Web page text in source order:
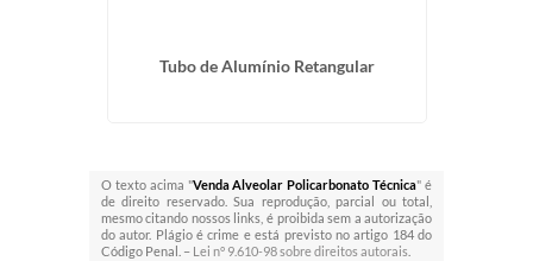
Tubo de Alumínio Retangular
O texto acima "Venda Alveolar Policarbonato Técnica" é
de direito reservado. Sua reprodução, parcial ou total,
mesmo citando nossos links, é proibida sem a autorização
do autor. Plágio é crime e está previsto no artigo 184 do
Código Penal. – Lei n° 9.610-98 sobre direitos autorais.